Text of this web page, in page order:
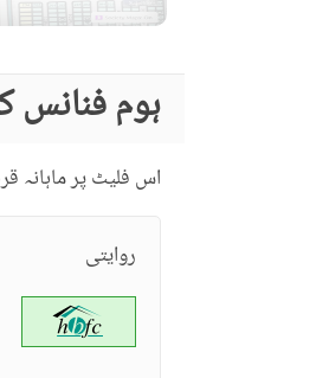
ہوم فنانس
اس فلیٹ پر ماہانہ
روایتی